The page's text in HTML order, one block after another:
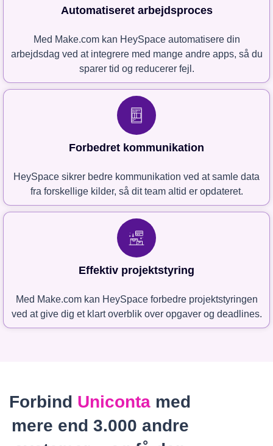
Automatiseret arbejdsproces
Med Make.com kan HeySpace automatisere din
arbejdsdag ved at integrere med mange andre apps, så du
sparer tid og reducerer fejl.
Forbedret kommunikation
HeySpace sikrer bedre kommunikation ved at samle data
fra forskellige kilder, så dit team altid er opdateret.
Effektiv projektstyring
Med Make.com kan HeySpace forbedre projektstyringen
ved at give dig et klart overblik over opgaver og deadlines.
Forbind Uniconta med
mere end 3.000 andre